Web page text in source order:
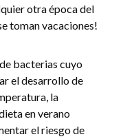
otra época del
toman vacaciones!
bacterias cuyo
el desarrollo de
la
en verano
el riesgo de